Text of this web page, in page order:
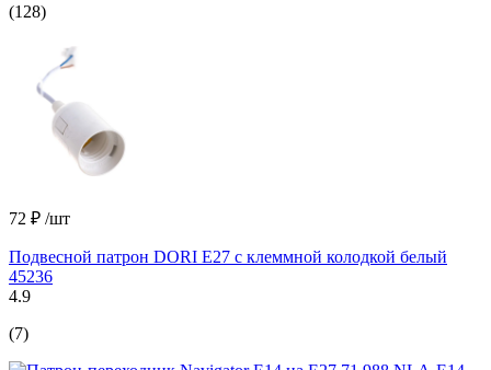
(128)
72 ₽ /шт
Подвесной патрон DORI Е27 с клеммной колодкой белый
45236
4.9
(7)